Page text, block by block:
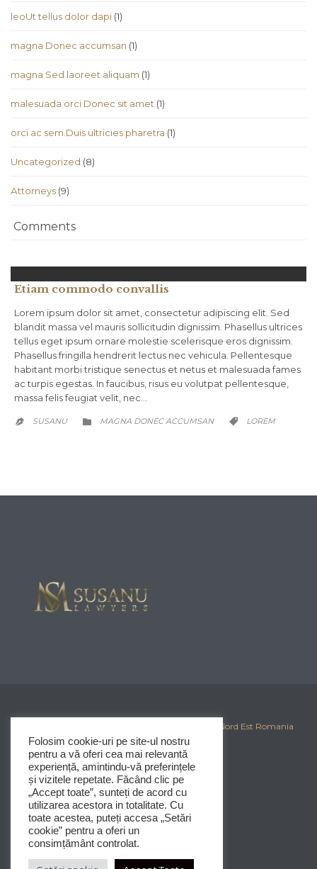
leoUt tellus dolor dapi (1)
magna Donec accumsan (1)
magna Sed laoreet aliquam (1)
malesuada orci Donec sit amet (1)
orci ac sem.Duis ultricies pharetra (1)
Uncategorized (8)
Аttorneys (9)
Comments
Etiam commodo convallis
Lorem ipsum dolor sit amet, consectetur adipiscing elit. Sed
blandit massa vel mauris sollicitudin dignissim. Phasellus ultrices
tellus eget ipsum ornare molestie scelerisque eros dignissim.
Phasellus fringilla hendrerit lectus nec vehicula. Pellentesque
habitant morbi tristique senectus et netus et malesuada fames
ac turpis egestas. In faucibus, risus eu volutpat pellentesque,
massa felis feugiat velit, nec…
 SUSANU  CATEGORY
MAGNA DONEC ACCUMSAN  CATEGORY
LOREM
Clubul Investitorilor din Nord Est Romania
Folosim cookie-uri pe site-ul nostru
pentru a vă oferi cea mai relevantă
experiență, amintindu-vă preferințele
și vizitele repetate. Făcând clic pe
„Accept toate”, sunteți de acord cu
utilizarea acestora in totalitate. Cu
toate acestea, puteți accesa „Setări
cookie” pentru a oferi un
consimțământ controlat.